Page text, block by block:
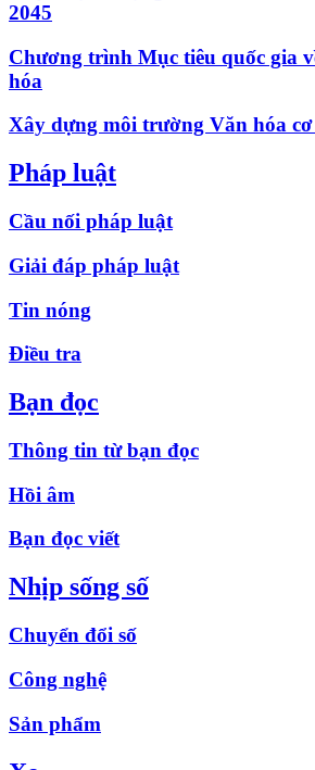
2045
Chương trình Mục tiêu quốc gia
hóa
Xây dựng môi trường Văn hóa cơ
Pháp luật
Cầu nối pháp luật
Giải đáp pháp luật
Tin nóng
Điều tra
Bạn đọc
Thông tin từ bạn đọc
Hồi âm
Bạn đọc viết
Nhịp sống số
Chuyển đổi số
Công nghệ
Sản phẩm